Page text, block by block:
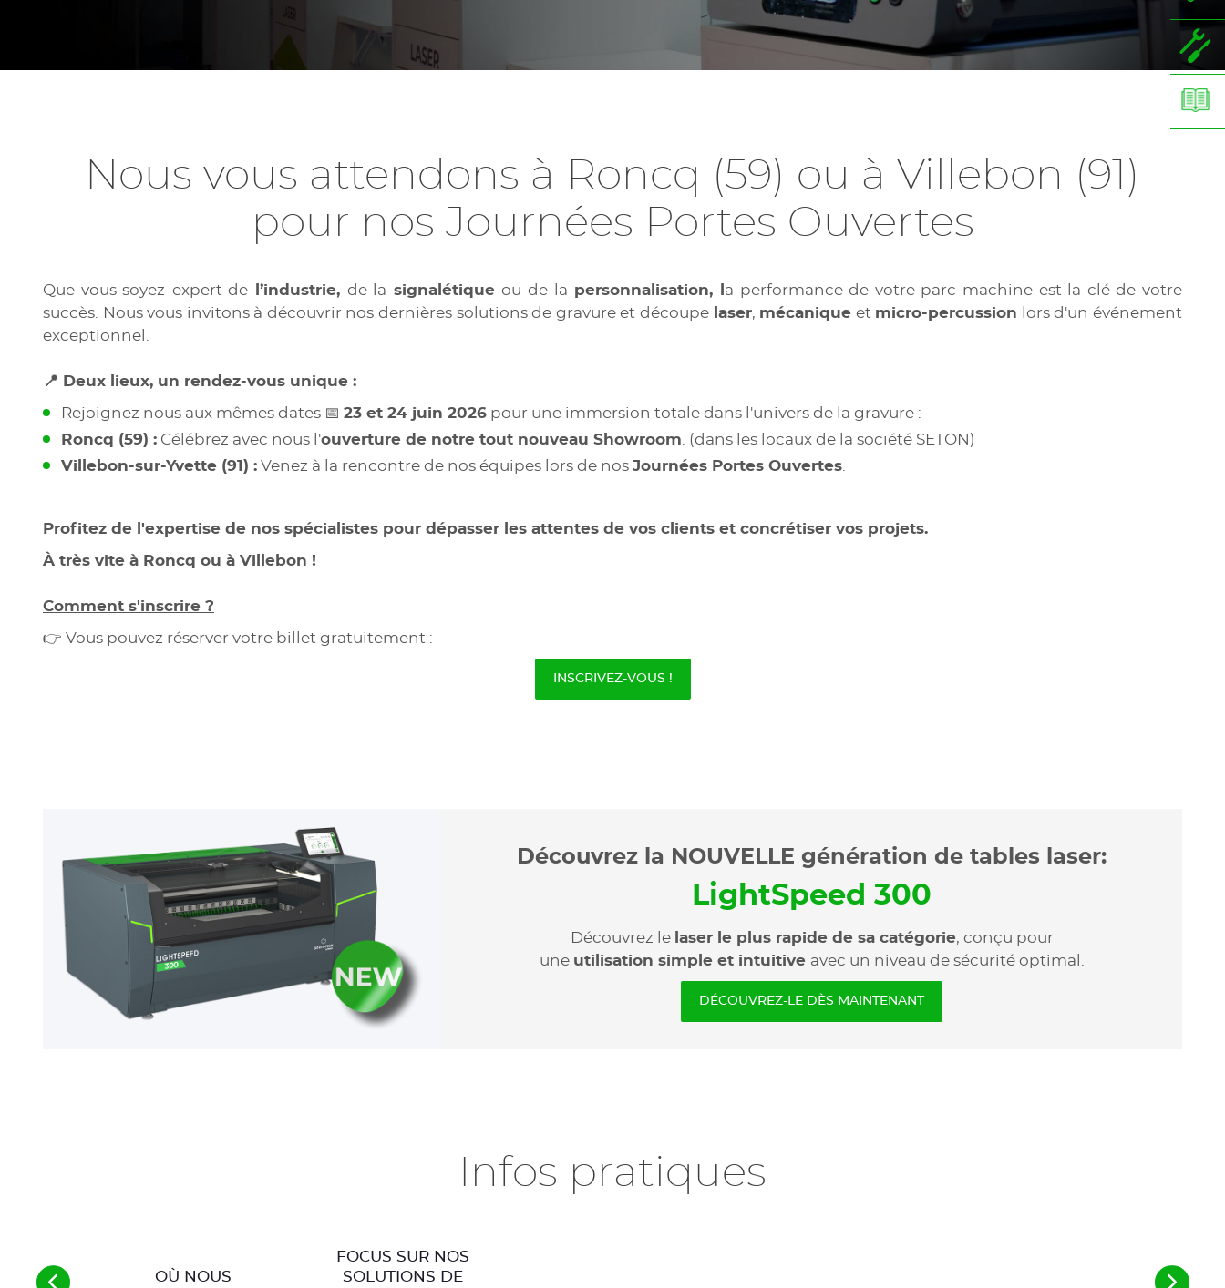
Nous vous attendons à Roncq (59) ou à Villebon (91)
pour nos Journées Portes Ouvertes
Que vous soyez expert de l’industrie, de la signalétiqueou de la personnalisation, l a performance de votre parc machine est la clé de votre
succès. Nous vous invitons à découvrir nos dernières solutions de gravure et découpe laser, mécanique et micro-percussion lors d'un événement
exceptionnel.
📍 Deux lieux, un rendez-vous unique :
Rejoignez nous aux mêmes dates 📅 23 et 24 juin 2026 pour une immersion totale dans l'univers de la gravure :
Roncq (59) : Célébrez avec nous l'ouverture de notre tout nouveau Showroom . (dans les locaux de la société SETON)
Villebon-sur-Yvette (91) : Venez à la rencontre de nos équipes lors de nos Journées Portes Ouvertes
Profitez de l'expertise de nos spécialistes pour dépasser les attentes de vos clients et concrétiser vos projets.
À très vite à Roncq ou à Villebon !
Comment s'inscrire ?
👉 Vous pouvez réserver votre billet gratuitement :
INSCRIVEZ-VOUS !
Découvrez la NOUVELLE génération de tables laser:
LightSpeed 300
Découvrez le laser le plus rapide de sa catégorie, conçu pour
une utilisation simple et intuitive avec un niveau de sécurité optimal.
DÉCOUVREZ-LE DÈS MAINTENANT
Infos pratiques
OÙ NOUS
FOCUS SUR NOS
SOLUTIONS DE